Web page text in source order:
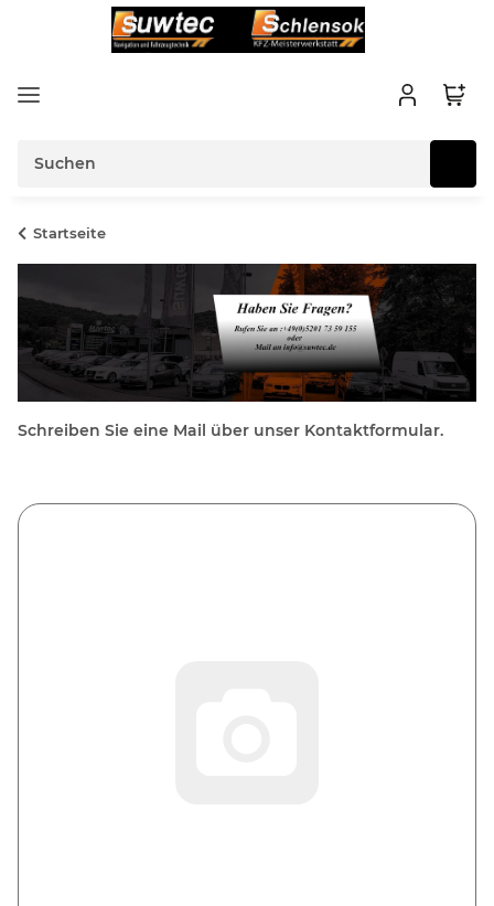
Startseite
Schreiben Sie eine Mail über unser Kontaktformular.